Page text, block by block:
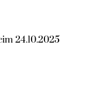
24.10.2025